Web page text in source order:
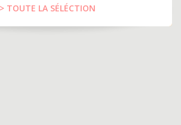
> TOUTE LA SÉLÉCTION